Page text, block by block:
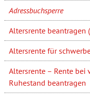
Adressbuchsperre
Altersrente beantragen
Altersrente für
Altersrente – Rente
Ruhestand beantragen